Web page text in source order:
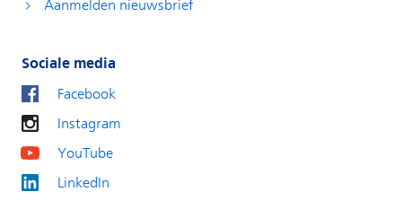
Aanmelden nieuwsbrief
Sociale media
Facebook
Instagram
YouTube
LinkedIn